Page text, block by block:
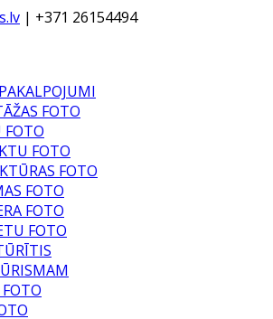
| +371 26154494
FOTO
FOTO
FOTO
FOTO
FOTO
FOTO
FOTO